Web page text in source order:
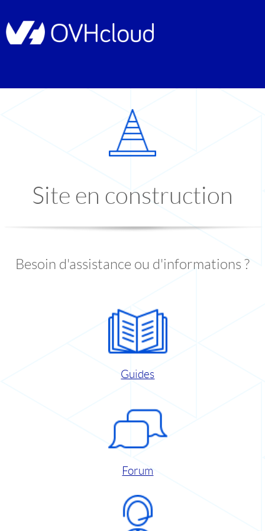
Site en construction
Besoin d'assistance ou d'informations ?
Guides
Forum